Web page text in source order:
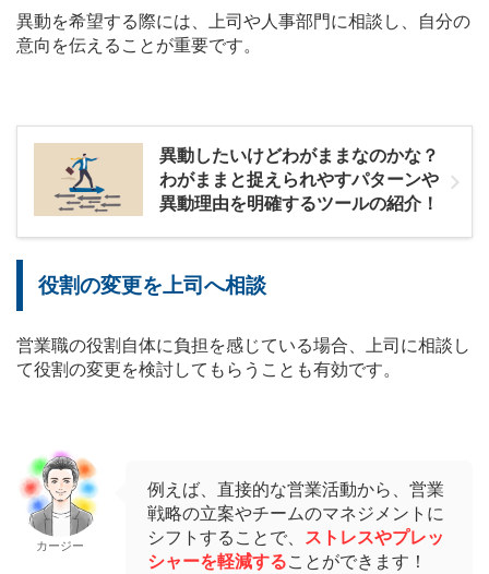
異動を希望する際には、上司や人事部門に相談し、自分の
意向を伝えることが重要です。
異動したいけどわがままなのかな？
わがままと捉えられやすパターンや
異動理由を明確するツールの紹介！
役割の変更を上司へ相談
営業職の役割自体に負担を感じている場合、上司に相談し
て役割の変更を検討してもらうことも有効です。
カージー
例えば、直接的な営業活動から、営業
戦略の立案やチームのマネジメントに
シフトすることで、 ストレスやプレッ
シャーを軽減することができます！